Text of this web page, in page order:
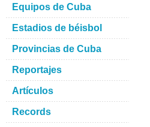
Equipos de Cuba
Estadios de béisbol
Provincias de Cuba
Reportajes
Artículos
Records